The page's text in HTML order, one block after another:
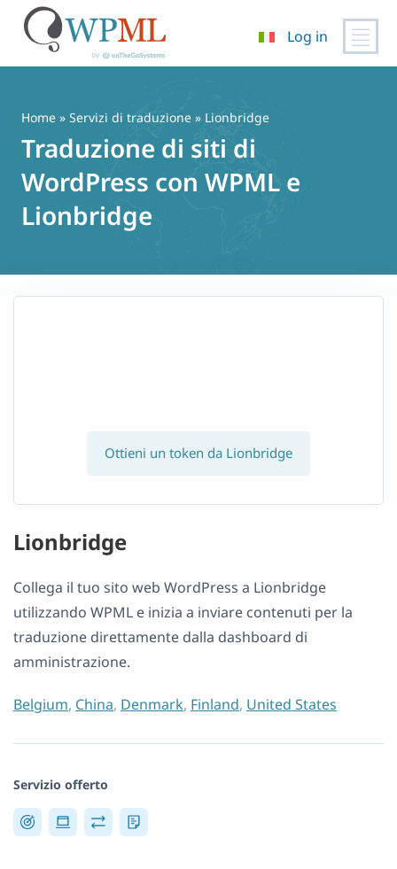
contenuto
Log in
Home » Servizi di traduzione » Lionbridge
Traduzione di siti di
WordPress con WPML e
Lionbridge
Ottieni un token da Lionbridge
Lionbridge
Collega il tuo sito web WordPress a Lionbridge
utilizzando WPML e inizia a inviare contenuti per la
traduzione direttamente dalla dashboard di
amministrazione.
Belgium, China, Denmark, Finland, United States
Servizio offerto